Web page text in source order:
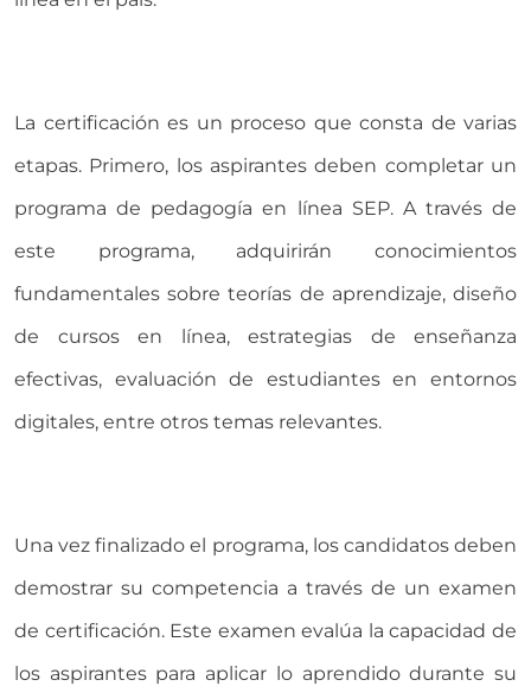
La certificación es un proceso que consta de varias
etapas. Primero, los aspirantes deben completar un
programa de pedagogía en línea SEP. A través de
este programa, adquirirán conocimientos
fundamentales sobre teorías de aprendizaje, diseño
de cursos en línea, estrategias de enseñanza
efectivas, evaluación de estudiantes en entornos
digitales, entre otros temas relevantes.
Una vez finalizado el programa, los candidatos deben
demostrar su competencia a través de un examen
de certificación. Este examen evalúa la capacidad de
los aspirantes para aplicar lo aprendido durante su